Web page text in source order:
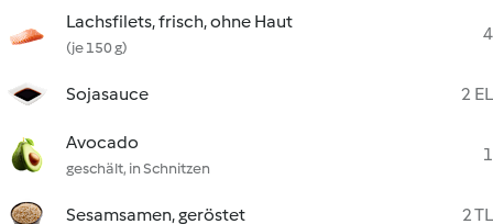
Lachsfilets, frisch, ohne Haut
(je 150 g)
4
Sojasauce 2 EL
Avocado
geschält, in Schnitzen
1
Sesamsamen, geröstet 2 TL